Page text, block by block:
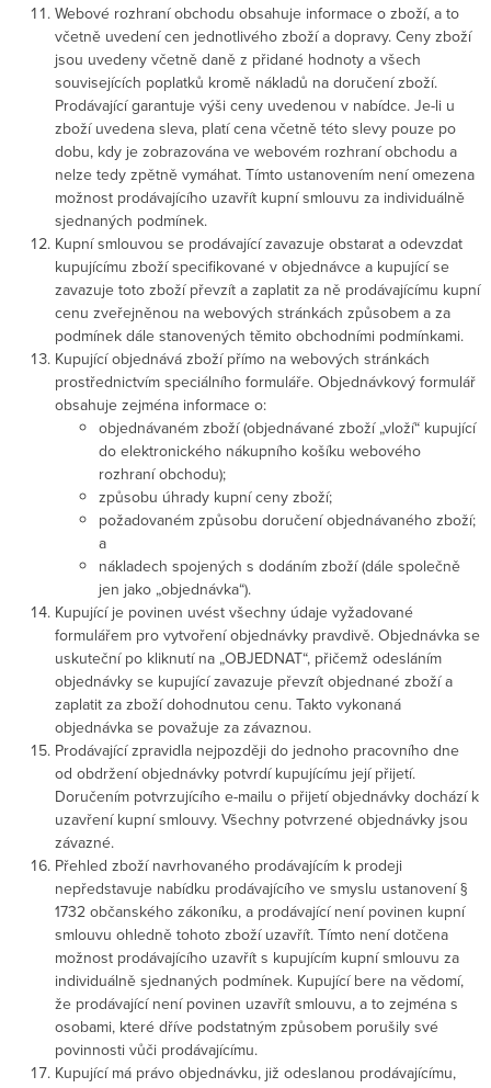
Webové rozhraní obchodu obsahuje informace o zboží, a to
včetně uvedení cen jednotlivého zboží a dopravy. Ceny zboží
jsou uvedeny včetně daně z přidané hodnoty a všech
souvisejících poplatků kromě nákladů na doručení zboží.
Prodávající garantuje výši ceny uvedenou v nabídce. Je-li u
zboží uvedena sleva, platí cena včetně této slevy pouze po
dobu, kdy je zobrazována ve webovém rozhraní obchodu a
nelze tedy zpětně vymáhat. Tímto ustanovením není omezena
možnost prodávajícího uzavřít kupní smlouvu za individuálně
sjednaných podmínek.
Kupní smlouvou se prodávající zavazuje obstarat a odevzdat
kupujícímu zboží specifikované v objednávce a kupující se
zavazuje toto zboží převzít a zaplatit za ně prodávajícímu kupní
cenu zveřejněnou na webových stránkách způsobem a za
podmínek dále stanovených těmito obchodními podmínkami.
Kupující objednává zboží přímo na webových stránkách
prostřednictvím speciálního formuláře. Objednávkový formulář
obsahuje zejména informace o:
objednávaném zboží (objednávané zboží „vloží“ kupující
do elektronického nákupního košíku webového
rozhraní obchodu);
způsobu úhrady kupní ceny zboží;
požadovaném způsobu doručení objednávaného zboží;
a
nákladech spojených s dodáním zboží (dále společně
jen jako „objednávka“).
Kupující je povinen uvést všechny údaje vyžadované
formulářem pro vytvoření objednávky pravdivě. Objednávka se
uskuteční po kliknutí na „OBJEDNAT“, přičemž odesláním
objednávky se kupující zavazuje převzít objednané zboží a
zaplatit za zboží dohodnutou cenu. Takto vykonaná
objednávka se považuje za závaznou.
Prodávající zpravidla nejpozději do jednoho pracovního dne
od obdržení objednávky potvrdí kupujícímu její přijetí.
Doručením potvrzujícího e-mailu o přijetí objednávky dochází k
uzavření kupní smlouvy. Všechny potvrzené objednávky jsou
závazné.
Přehled zboží navrhovaného prodávajícím k prodeji
nepředstavuje nabídku prodávajícího ve smyslu ustanovení §
1732 občanského zákoníku, a prodávající není povinen kupní
smlouvu ohledně tohoto zboží uzavřít. Tímto není dotčena
možnost prodávajícího uzavřít s kupujícím kupní smlouvu za
individuálně sjednaných podmínek. Kupující bere na vědomí,
že prodávající není povinen uzavřít smlouvu, a to zejména s
osobami, které dříve podstatným způsobem porušily své
povinnosti vůči prodávajícímu.
Kupující má právo objednávku, již odeslanou prodávajícímu,